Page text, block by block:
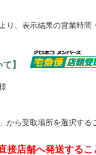
り、表示結果の営業時間
て】
から受取場所を選択する
店舗へ発送するこ